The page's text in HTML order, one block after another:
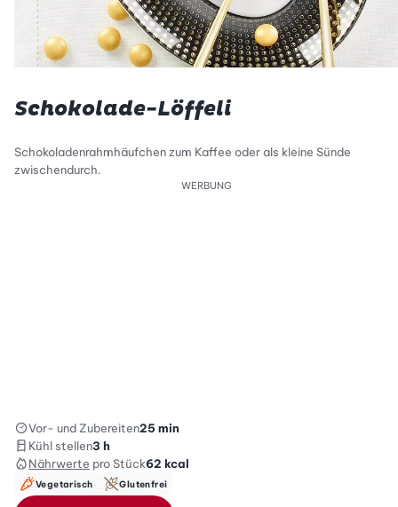
Schokolade-Löffeli
Schokoladenrahmhäufchen zum Kaffee oder als kleine Sünde
zwischendurch.
WERBUNG
Vor- und Zubereiten25 min
Kühl stellen3 h
Nährwerte pro Stück62 kcal
Vegetarisch Glutenfrei